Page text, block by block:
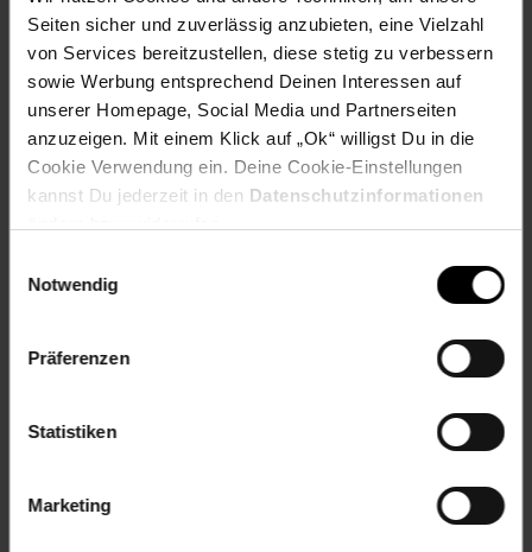
Seiten sicher und zuverlässig anzubieten, eine Vielzahl
von Services bereitzustellen, diese stetig zu verbessern
sowie Werbung entsprechend Deinen Interessen auf
unserer Homepage, Social Media und Partnerseiten
anzuzeigen. Mit einem Klick auf „Ok“ willigst Du in die
Cookie Verwendung ein. Deine Cookie-Einstellungen
kannst Du jederzeit in den Datenschutzinformationen
Notwendig
Präferenzen
Statistiken
Marketing
Füße: 9,5 - 13 cm (H)
Arbeitsfläche: 81 - 86 cm (H)
Gesamt: 219 kg
Material
Korpus, Blende: Spanplatte, 16 mm, furniert
Ausstattung
- 1x Mikrowellenumbauschrank 60 cm
- 1x Schubunterschrank 60 cm
- 1x Geschirrspülerblende 60 cm
- 1x Hängeglasschrank 80 cm